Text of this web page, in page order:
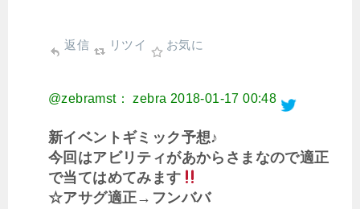
返信 リツイ お気に
@zebramst： zebra 2018-01-17 00:48
新イベントギミック予想♪
今回はアビリティがあからさまなので適正
で当てはめてみます
☆アサグ適正→フンババ